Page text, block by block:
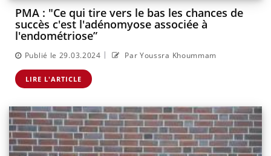
PMA : "Ce qui tire vers le bas les chances de
succès c'est l'adénomyose associée à
l'endométriose”
Publié le 29.03.2024 | Par Youssra Khoummam
LIRE L'ARTICLE